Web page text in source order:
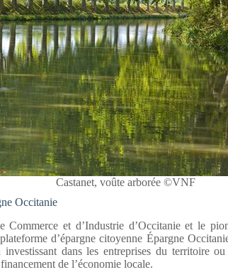
Castanet, voûte arborée ©VNF
Occitanie
Commerce et d’Industrie d’Occitanie et le
d’épargne citoyenne Épargne
dans les entreprises du territoire
de l’économie locale.